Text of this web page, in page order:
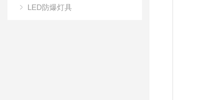
LED防爆灯具